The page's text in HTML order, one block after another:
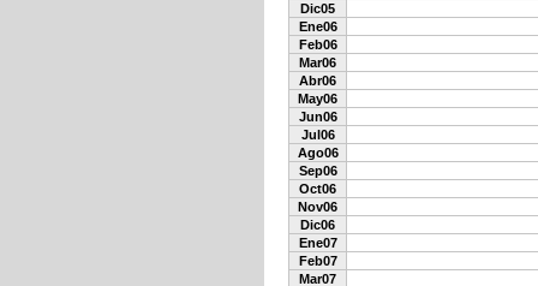
Dic05
Ene06
Feb06
Mar06
Abr06
May06
Jun06
Jul06
Ago06
Sep06
Oct06
Nov06
Dic06
Ene07
Feb07
Mar07